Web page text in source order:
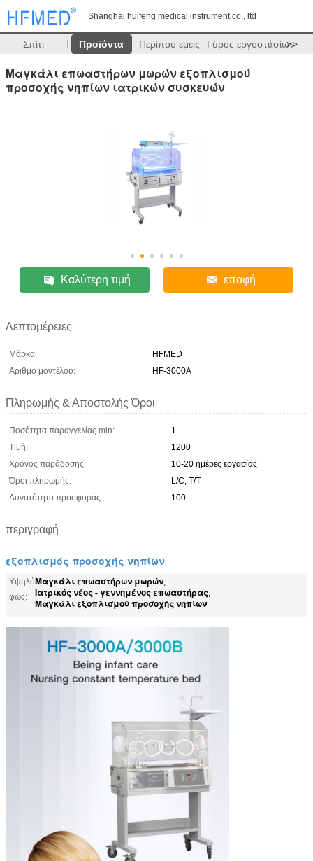
Shanghai huifeng medical instrument co., ltd
Σπίτι Προϊόντα Περίπου εμείς Γύρος εργοστασίων
>>
Μαγκάλι επωαστήρων μωρών εξοπλισμού
προσοχής νηπίων ιατρικών συσκευών
Καλύτερη τιμή επαφή
Λεπτομέρειες
Μάρκα:
HFMED
Αριθμό μοντέλου:
HF-3000A
Πληρωμής & Αποστολής Όροι
Ποσότητα παραγγελίας min:
1
Τιμή:
1200
Χρόνος παράδοσης:
10-20 ημέρες εργασίας
Όροι πληρωμής:
L/C, T/T
Δυνατότητα προσφοράς:
100
περιγραφή
εξοπλισμός προσοχής νηπίων
Υψηλό
φως:
Μαγκάλι επωαστήρων μωρών,
Ιατρικός νέος - γεννημένος επωαστήρας,
Μαγκάλι εξοπλισμού προσοχής νηπίων